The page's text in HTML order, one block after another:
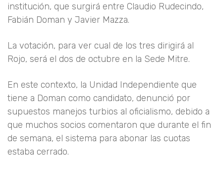
institución, que surgirá entre Claudio Rudecindo,
Fabián Doman y Javier Mazza.
La votación, para ver cual de los tres dirigirá al
Rojo, será el dos de octubre en la Sede Mitre.
En este contexto, la Unidad Independiente que
tiene a Doman como candidato, denunció por
supuestos manejos turbios al oficialismo, debido a
que muchos socios comentaron que durante el fin
de semana, el sistema para abonar las cuotas
estaba cerrado.